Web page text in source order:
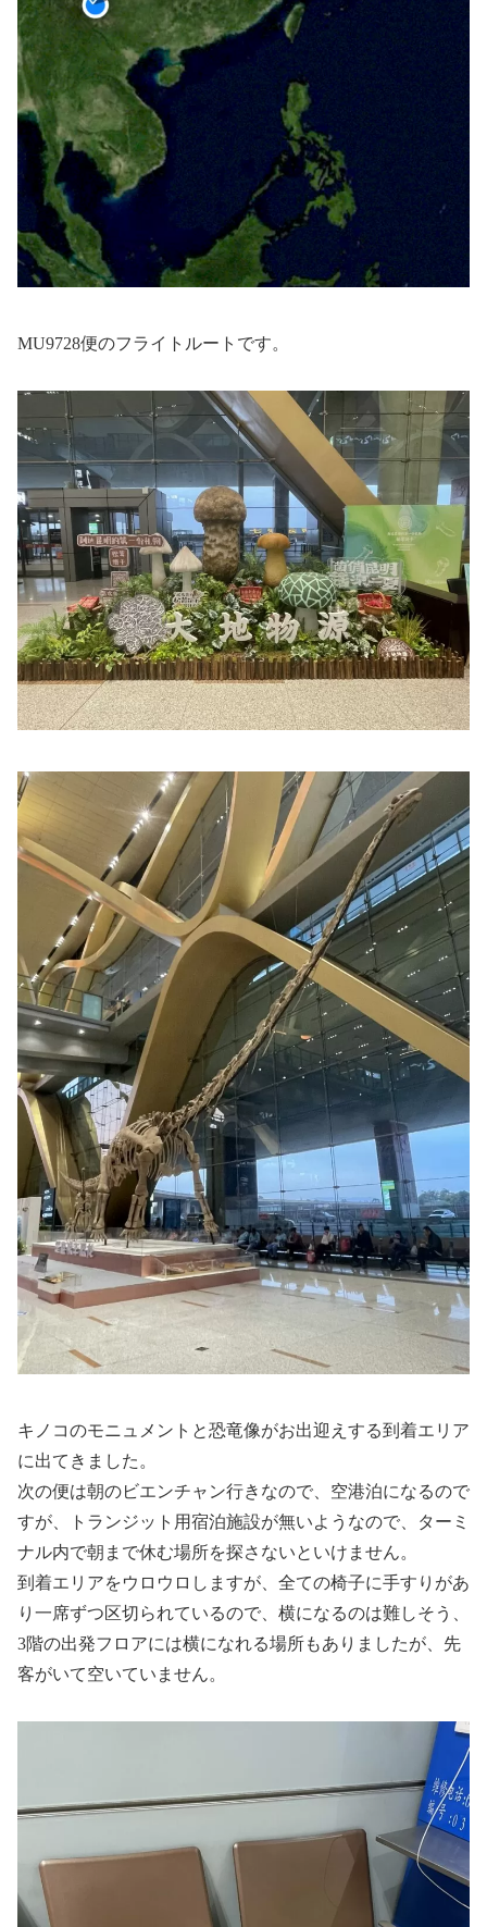
MU9728便のフライトルートです。
キノコのモニュメントと恐竜像がお出迎えする到着エリア
に出てきました。
次の便は朝のビエンチャン行きなので、空港泊になるので
すが、トランジット用宿泊施設が無いようなので、ターミ
ナル内で朝まで休む場所を探さないといけません。
到着エリアをウロウロしますが、全ての椅子に手すりがあ
り一席ずつ区切られているので、横になるのは難しそう、
3階の出発フロアには横になれる場所もありましたが、先
客がいて空いていません。